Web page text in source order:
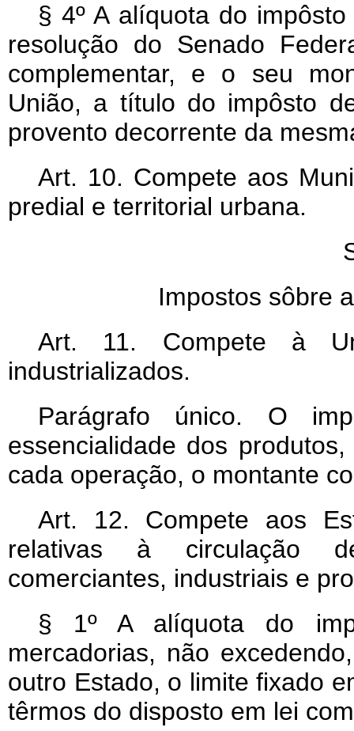
§ 4º A alíquota do
resolução do Senado
complementar, e o seu
União, a título do impôsto
provento decorrente da
Art. 10. Compete aos
predial e territorial urbana.
Impostos sôbre
Art. 11. Compete à
industrializados.
Parágrafo único. O
essencialidade dos
cada operação, o montante
Art. 12. Compete aos
relativas à circulação
comerciantes, industriais e
§ 1º A alíquota do
mercadorias, não
outro Estado, o limite fixado
têrmos do disposto em lei